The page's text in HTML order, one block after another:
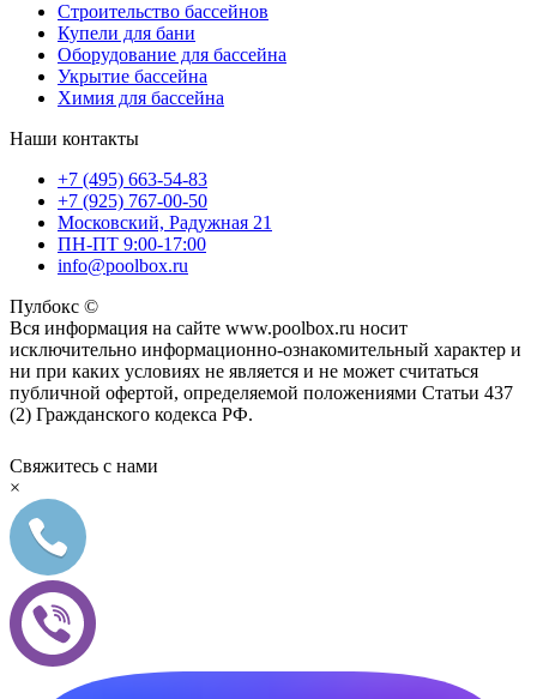
Строительство бассейнов
Купели для бани
Оборудование для бассейна
Укрытие бассейна
Химия для бассейна
Наши контакты
+7 (495) 663-54-83
+7 (925) 767-00-50
Московский, Радужная 21
ПН-ПТ 9:00-17:00
info@poolbox.ru
Пулбокс ©
Вся информация на сайте www.poolbox.ru носит
исключительно информационно-ознакомительный характер и
ни при каких условиях не является и не может считаться
публичной офертой, определяемой положениями Статьи 437
(2) Гражданского кодекса РФ.
Свяжитесь с нами
×